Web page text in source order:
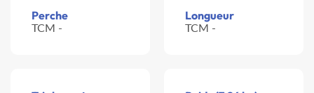
Perche
TCM -
Longueur
TCM -